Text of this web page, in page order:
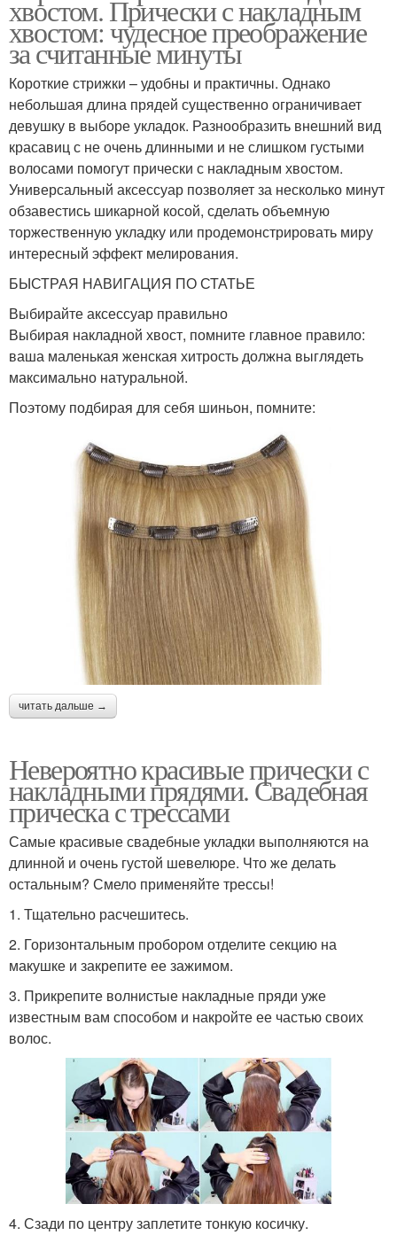
хвостом. Прически с накладным
хвостом: чудесное преображение
за считанные минуты
Короткие стрижки – удобны и практичны. Однако
небольшая длина прядей существенно ограничивает
девушку в выборе укладок. Разнообразить внешний вид
красавиц с не очень длинными и не слишком густыми
волосами помогут прически с накладным хвостом.
Универсальный аксессуар позволяет за несколько минут
обзавестись шикарной косой, сделать объемную
торжественную укладку или продемонстрировать миру
интересный эффект мелирования.
БЫСТРАЯ НАВИГАЦИЯ ПО СТАТЬЕ
Выбирайте аксессуар правильно
Выбирая накладной хвост, помните главное правило:
ваша маленькая женская хитрость должна выглядеть
максимально натуральной.
Поэтому подбирая для себя шиньон, помните:
читать дальше →
Невероятно красивые прически с
накладными прядями. Свадебная
прическа с трессами
Самые красивые свадебные укладки выполняются на
длинной и очень густой шевелюре. Что же делать
остальным? Смело применяйте трессы!
1. Тщательно расчешитесь.
2. Горизонтальным пробором отделите секцию на
макушке и закрепите ее зажимом.
3. Прикрепите волнистые накладные пряди уже
известным вам способом и накройте ее частью своих
волос.
4. Сзади по центру заплетите тонкую косичку.